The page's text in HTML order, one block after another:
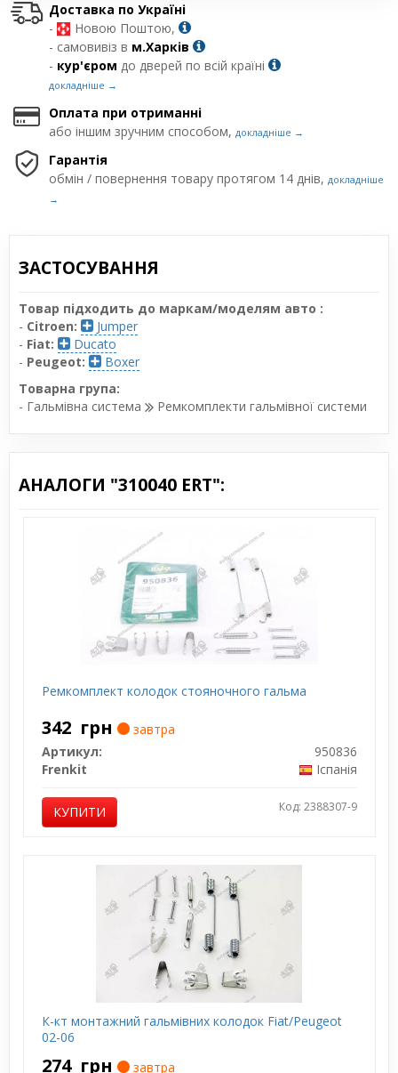
Доставка по Україні
-
Новою Поштою,
- самовивіз в м.Харків
- кур'єром до дверей по всій країні
докладніше →
Оплата при отриманні
або іншим зручним способом, докладніше →
Гарантія
обмін / повернення товару протягом 14 днів, докладніше
→
ЗАСТОСУВАННЯ
Товар підходить до маркам/моделям авто :
- Citroen:
Jumper
- Fiat:
Ducato
- Peugeot:
Boxer
Товарна група:
- Гальмівна система
Ремкомплекти гальмівної системи
АНАЛОГИ "310040 ERT":
Ремкомплект колодок стояночного гальма
342 грн
завтра
Артикул:
950836
Frenkit
Іспанія
КУПИТИ Код: 2388307-9
К-кт монтажний гальмівних колодок Fiat/Peugeot
02-06
274 грн завтра